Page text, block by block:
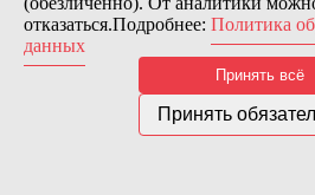
45
11115
Нас можно найти тут:
© 2026 Motor Components. Все права
Дизайн и разработка сайта
Nice’
В связи с возникшими
отказаться.Подробнее: Политика
данных
Принять всё
Принять